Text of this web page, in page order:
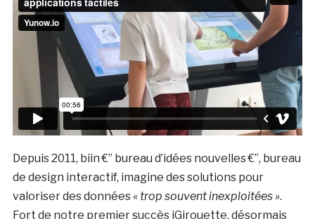
Depuis 2011, biin €” bureau d’idées nouvelles €”, bureau
de design interactif, imagine des solutions pour
valoriser des données« trop souvent inexploitées ».
Fort de notre premier succès iGirouette, désormais